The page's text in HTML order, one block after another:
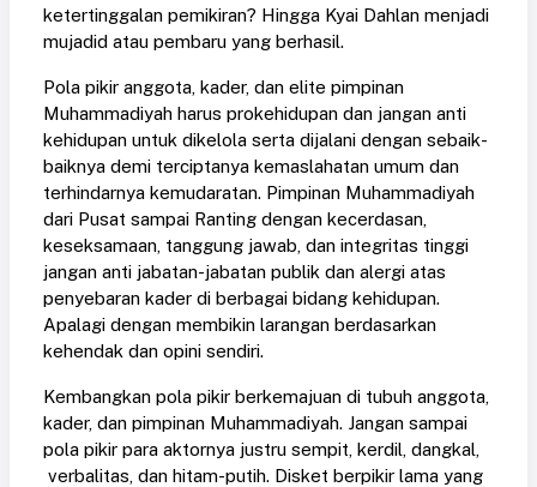
ketertinggalan pemikiran? Hingga Kyai Dahlan menjadi
mujadid atau pembaru yang berhasil.
Pola pikir anggota, kader, dan elite pimpinan
Muhammadiyah harus prokehidupan dan jangan anti
kehidupan untuk dikelola serta dijalani dengan sebaik-
baiknya demi terciptanya kemaslahatan umum dan
terhindarnya kemudaratan. Pimpinan Muhammadiyah
dari Pusat sampai Ranting dengan kecerdasan,
keseksamaan, tanggung jawab, dan integritas tinggi
jangan anti jabatan-jabatan publik dan alergi atas
penyebaran kader di berbagai bidang kehidupan.
Apalagi dengan membikin larangan berdasarkan
kehendak dan opini sendiri.
Kembangkan pola pikir berkemajuan di tubuh anggota,
kader, dan pimpinan Muhammadiyah. Jangan sampai
pola pikir para aktornya justru sempit, kerdil, dangkal,
verbalitas, dan hitam-putih. Disket berpikir lama yang